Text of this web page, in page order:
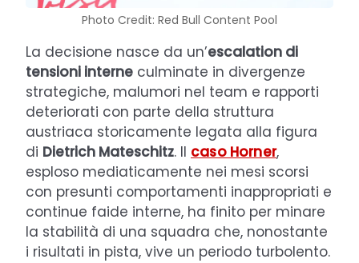
Photo Credit: Red Bull Content Pool
La decisione nasce da un’escalation di
tensioni interne culminate in divergenze
strategiche, malumori nel team e rapporti
deteriorati con parte della struttura
austriaca storicamente legata alla figura
di Dietrich Mateschitz. Il caso Horner,
esploso mediaticamente nei mesi scorsi
con presunti comportamenti inappropriati e
continue faide interne, ha finito per minare
la stabilità di una squadra che, nonostante
i risultati in pista, vive un periodo turbolento.